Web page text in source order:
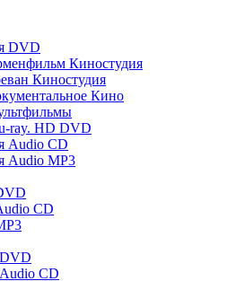
DVD
Киностудия
Киностудия
Кино
ray. HD DVD
Audio CD
Audio MP3
CD
CD